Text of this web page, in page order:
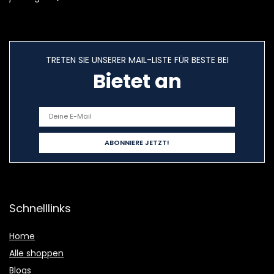
TRETEN SIE UNSERER MAIL-LISTE FÜR BESTE BEI
Bietet an
Schnelllinks
Home
Alle shoppen
Blogs